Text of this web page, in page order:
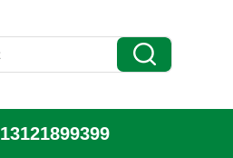
13121899399